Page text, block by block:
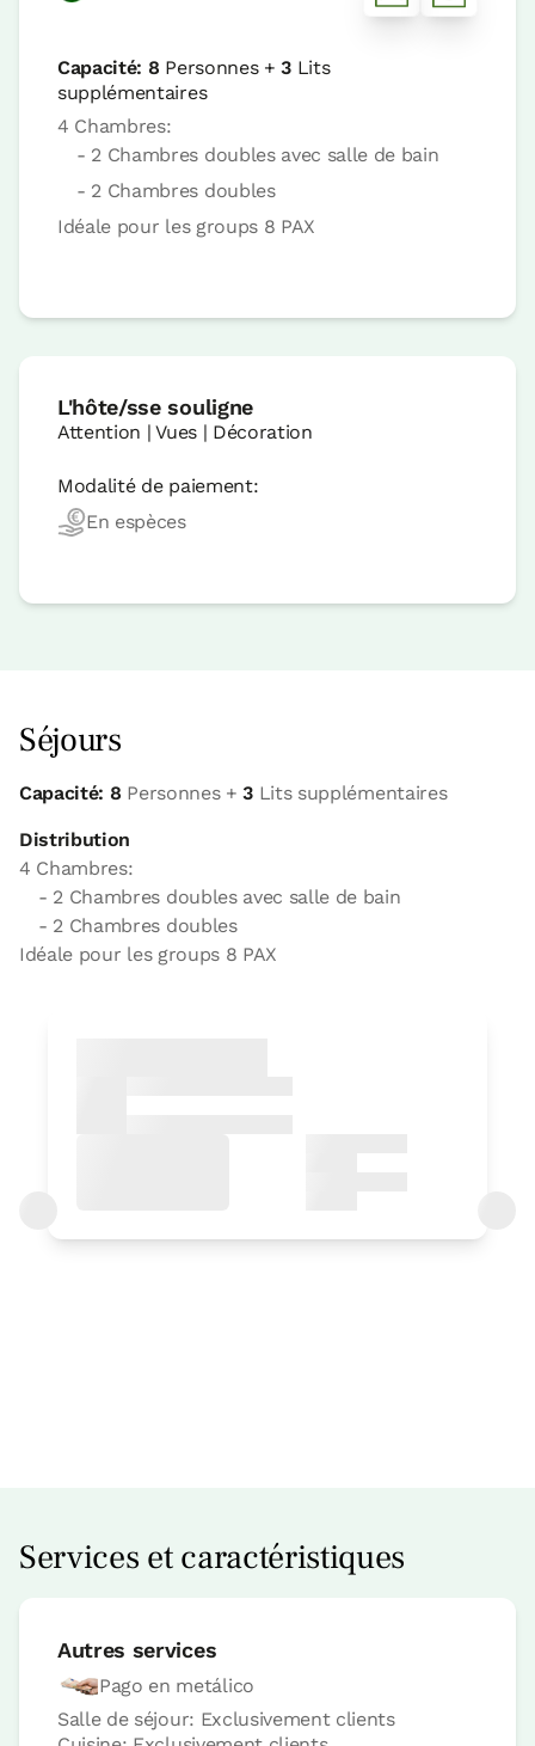
Capacité: 8 Personnes +3 Lits
supplémentaires
4 Chambres:
- 2 Chambres doubles avec salle de bain
- 2 Chambres doubles
Idéale pour les groups 8 PAX
L'hôte/sse souligne
Attention | Vues | Décoration
Modalité de paiement:
En espèces
Séjours
Capacité: 8 Personnes +3 Lits supplémentaires
Distribution
4 Chambres:
- 2 Chambres doubles avec salle de bain
- 2 Chambres doubles
Idéale pour les groups 8 PAX
Réservez maintenant
Chambre
Services et caractéristiques
Autres services
Pago en metálico
Salle de séjour: Exclusivement clients